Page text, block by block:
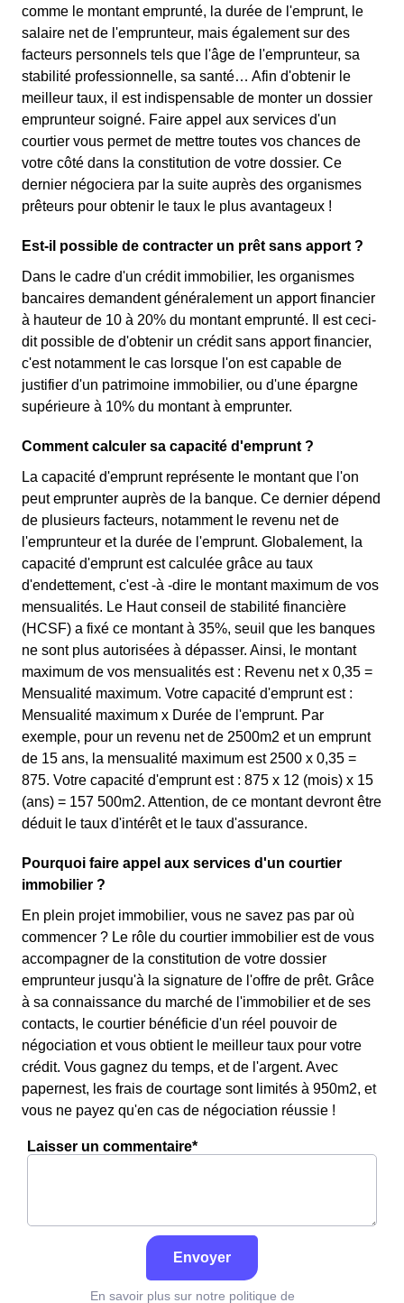
comme le montant emprunté, la durée de l'emprunt, le
salaire net de l'emprunteur, mais également sur des
facteurs personnels tels que l'âge de l'emprunteur, sa
stabilité professionnelle, sa santé… Afin d'obtenir le
meilleur taux, il est indispensable de monter un dossier
emprunteur soigné. Faire appel aux services d'un
courtier vous permet de mettre toutes vos chances de
votre côté dans la constitution de votre dossier. Ce
dernier négociera par la suite auprès des organismes
prêteurs pour obtenir le taux le plus avantageux !
Est-il possible de contracter un prêt sans apport ?
Dans le cadre d'un crédit immobilier, les organismes
bancaires demandent généralement un apport financier
à hauteur de 10 à 20% du montant emprunté. Il est ceci-
dit possible de d'obtenir un crédit sans apport financier,
c'est notamment le cas lorsque l'on est capable de
justifier d'un patrimoine immobilier, ou d'une épargne
supérieure à 10% du montant à emprunter.
Comment calculer sa capacité d'emprunt ?
La capacité d'emprunt représente le montant que l'on
peut emprunter auprès de la banque. Ce dernier dépend
de plusieurs facteurs, notamment le revenu net de
l'emprunteur et la durée de l'emprunt. Globalement, la
capacité d'emprunt est calculée grâce au taux
d'endettement, c'est -à -dire le montant maximum de vos
mensualités. Le Haut conseil de stabilité financière
(HCSF) a fixé ce montant à 35%, seuil que les banques
ne sont plus autorisées à dépasser. Ainsi, le montant
maximum de vos mensualités est : Revenu net x 0,35 =
Mensualité maximum. Votre capacité d'emprunt est :
Mensualité maximum x Durée de l'emprunt. Par
exemple, pour un revenu net de 2500m2 et un emprunt
de 15 ans, la mensualité maximum est 2500 x 0,35 =
875. Votre capacité d'emprunt est : 875 x 12 (mois) x 15
(ans) = 157 500m2. Attention, de ce montant devront être
déduit le taux d'intérêt et le taux d'assurance.
Pourquoi faire appel aux services d'un courtier
immobilier ?
En plein projet immobilier, vous ne savez pas par où
commencer ? Le rôle du courtier immobilier est de vous
accompagner de la constitution de votre dossier
emprunteur jusqu'à la signature de l'offre de prêt. Grâce
à sa connaissance du marché de l'immobilier et de ses
contacts, le courtier bénéficie d'un réel pouvoir de
négociation et vous obtient le meilleur taux pour votre
crédit. Vous gagnez du temps, et de l'argent. Avec
papernest, les frais de courtage sont limités à 950m2, et
vous ne payez qu'en cas de négociation réussie !
Laisser un commentaire*
Envoyer
En savoir plus sur notre politique de